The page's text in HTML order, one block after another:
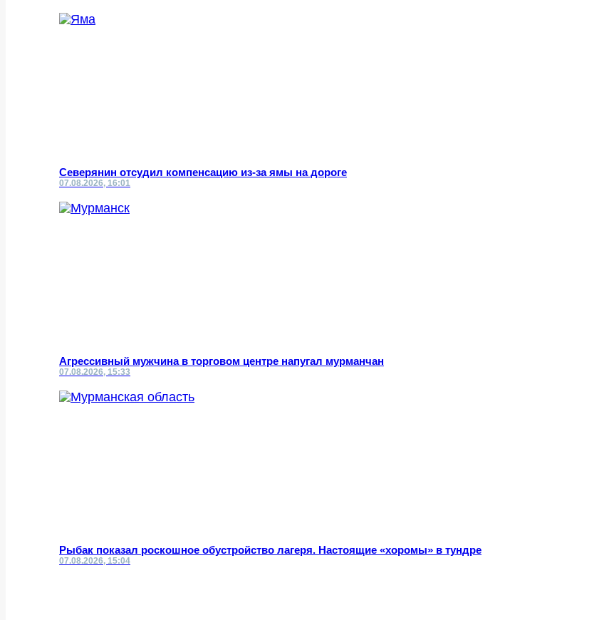
Северянин отсудил компенсацию из-за ямы на дороге
07.08.2026, 16:01
Агрессивный мужчина в торговом центре напугал мурманчан
07.08.2026, 15:33
Рыбак показал роскошное обустройство лагеря. Настоящие «хоромы» в тундре
07.08.2026, 15:04